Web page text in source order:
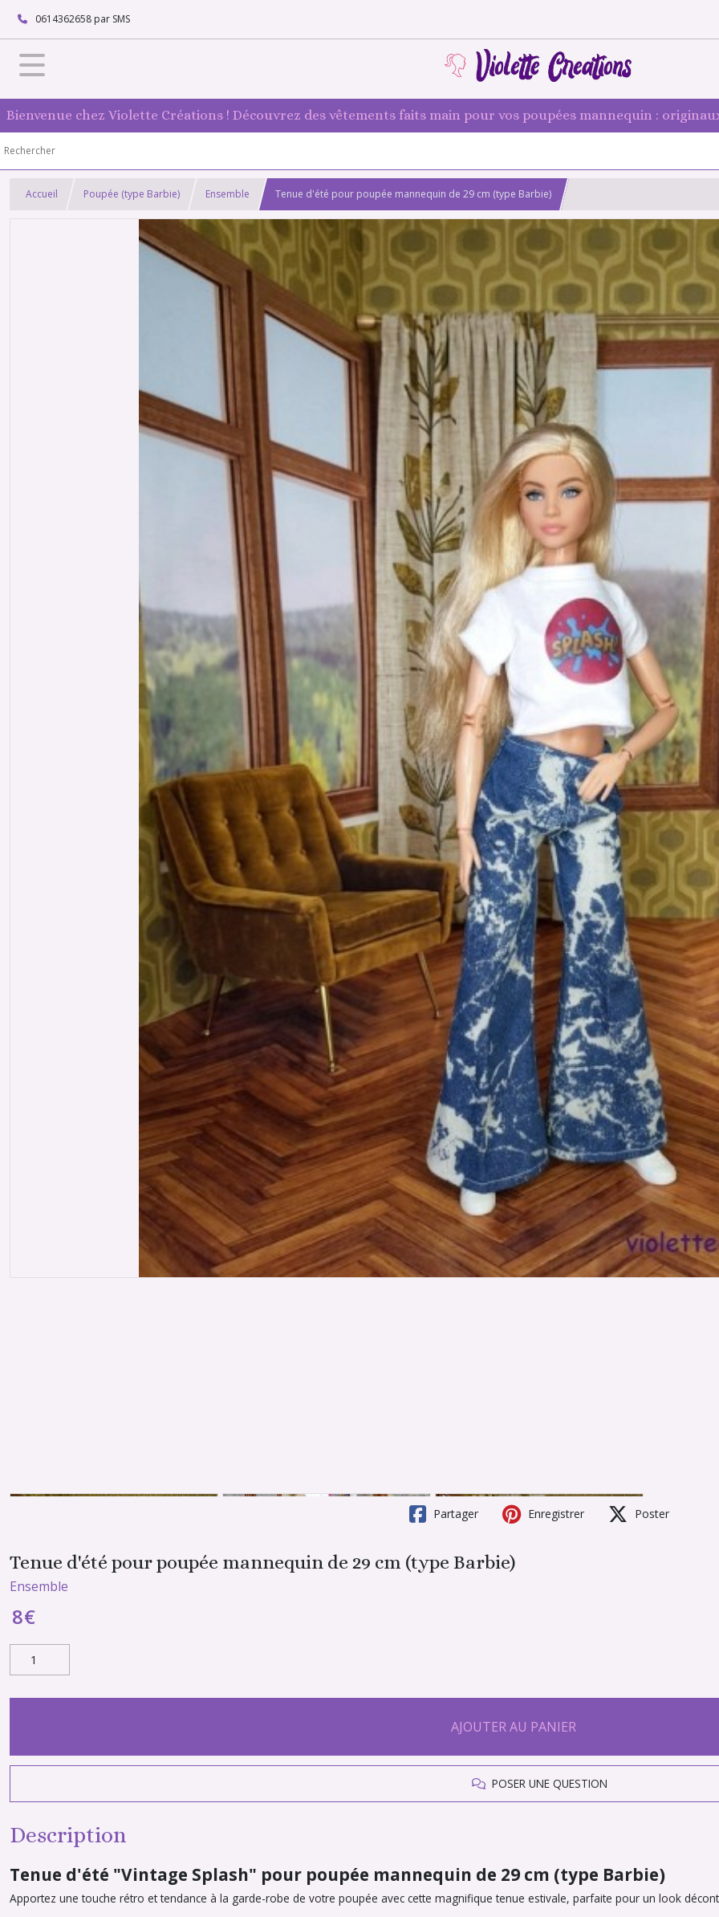
0614362658 par SMS
Bienvenue chez Violette Créations ! Découvrez des vêtements faits main pour vos poupées mannequin :
Accueil Poupée (type Barbie) Ensemble Tenue d'été pour poupée mannequin de 29 cm (type Barbie)
Partager Enregistrer Poster
Tenue d'été pour poupée mannequin de 29 cm (type Barbie)
Ensemble
8€
AJOUTER AU PANIER
POSER UNE QUESTION
Description
Tenue d'été "Vintage Splash" pour poupée mannequin de 29 cm (type Barbie)
Apportez une touche rétro et tendance à la garde-robe de votre poupée avec cette magnifique tenue estivale, parfaite pour un look